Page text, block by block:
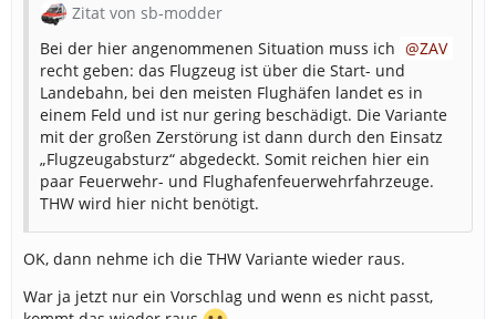
Zitat von sb-modder
Bei der hier angenommenen Situation muss ich
ZAV
recht geben: das Flugzeug ist über die Start- und
Landebahn, bei den meisten Flughäfen landet es in
einem Feld und ist nur gering beschädigt. Die Variante
mit der großen Zerstörung ist dann durch den Einsatz
„Flugzeugabsturz“ abgedeckt. Somit reichen hier ein
paar Feuerwehr- und Flughafenfeuerwehrfahrzeuge.
THW wird hier nicht benötigt.
OK, dann nehme ich die THW Variante wieder raus.
War ja jetzt nur ein Vorschlag und wenn es nicht passt,